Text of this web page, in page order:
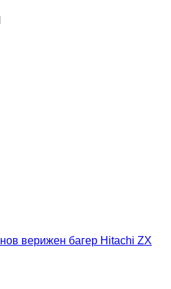
нов верижен багер Hitachi ZX